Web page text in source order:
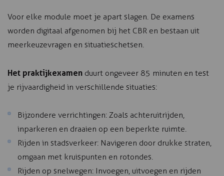
Voor elke module moet je apart slagen. De examens
worden digitaal afgenomen bij het CBR en bestaan uit
meerkeuzevragen en situatieschetsen.
Het praktijkexamen duurt ongeveer 85 minuten en test
je rijvaardigheid in verschillende situaties:
Bijzondere verrichtingen: Zoals achteruitrijden,
inparkeren en draaien op een beperkte ruimte.
Rijden in stadsverkeer: Navigeren door drukke straten,
omgaan met kruispunten en rotondes.
Rijden op snelwegen: Invoegen, uitvoegen en rijden